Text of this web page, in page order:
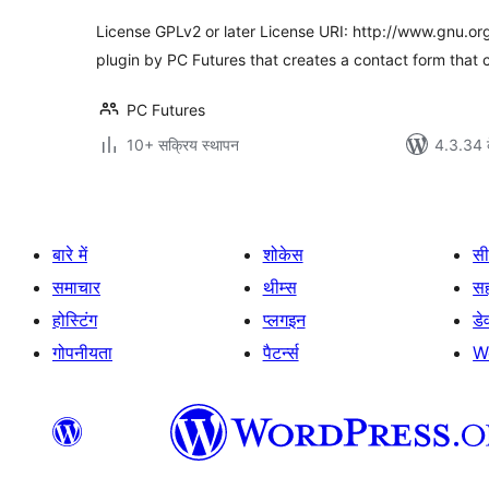
License GPLv2 or later License URI: http://
plugin by PC Futures that creates a contact form that
PC Futures
10+ सक्रिय स्थापन
4.3.34 के
बारे में
समाचार
होस्टिंग
गोपनीयता
शोकेस
थीम्स
प्लगइन
पैटर्न्स